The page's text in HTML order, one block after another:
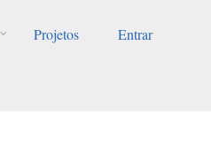
Projetos Entrar